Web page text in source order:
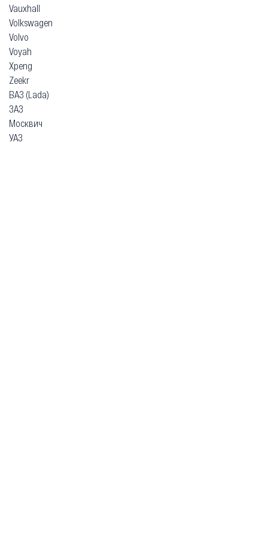
Vauxhall
Volkswagen
Volvo
Voyah
Xpeng
Zeekr
ВАЗ (Lada)
ЗАЗ
Москвич
УАЗ